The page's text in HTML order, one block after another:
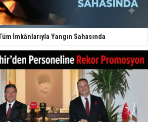
İmkânlarıyla Yangın Sahasında